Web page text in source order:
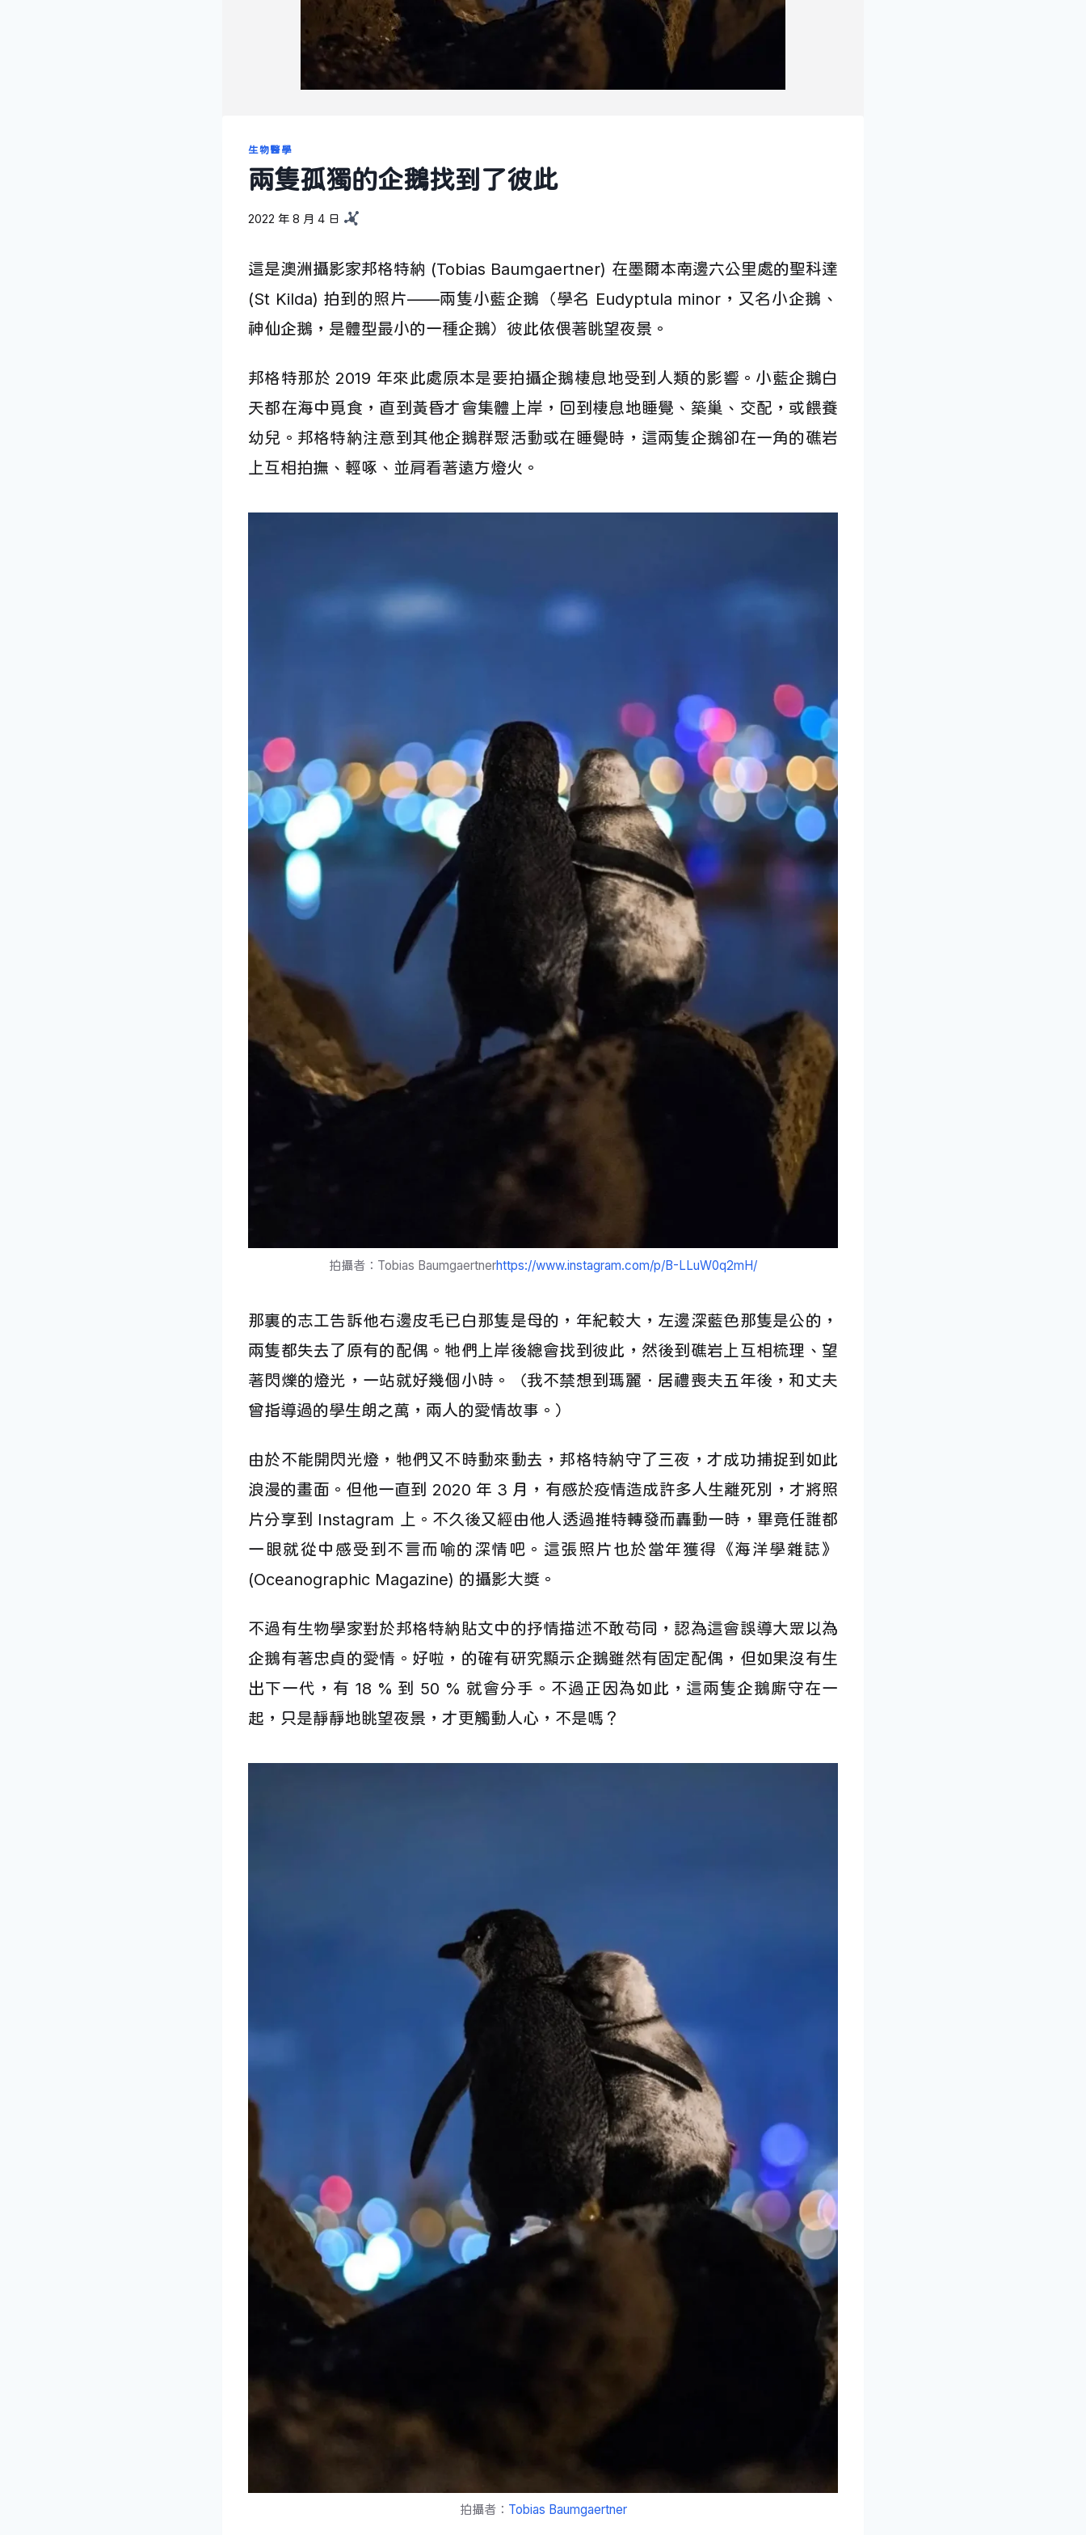
生物醫學
兩隻孤獨的企鵝找到了彼此
2022 年 8 月 4 日
這是澳洲攝影家邦格特納 (Tobias Baumgaertner) 在墨爾本南邊六公里處的聖科達
(St Kilda) 拍到的照片——兩隻小藍企鵝（學名 Eudyptula minor，又名小企鵝、
神仙企鵝，是體型最小的一種企鵝）彼此依偎著眺望夜景。
邦格特那於 2019 年來此處原本是要拍攝企鵝棲息地受到人類的影響。小藍企鵝白
天都在海中覓食，直到黃昏才會集體上岸，回到棲息地睡覺、築巢、交配，或餵養
幼兒。邦格特納注意到其他企鵝群聚活動或在睡覺時，這兩隻企鵝卻在一角的礁岩
上互相拍撫、輕啄、並肩看著遠方燈火。
拍攝者：Tobias Baumgaertnerhttps://www.instagram.com/p/B-LLuW0q2mH/
那裏的志工告訴他右邊皮毛已白那隻是母的，年紀較大，左邊深藍色那隻是公的，
兩隻都失去了原有的配偶。牠們上岸後總會找到彼此，然後到礁岩上互相梳理、望
著閃爍的燈光，一站就好幾個小時。（我不禁想到瑪麗．居禮喪夫五年後，和丈夫
曾指導過的學生朗之萬，兩人的愛情故事。）
由於不能開閃光燈，牠們又不時動來動去，邦格特納守了三夜，才成功捕捉到如此
浪漫的畫面。但他一直到 2020 年 3 月，有感於疫情造成許多人生離死別，才將照
片分享到 Instagram 上。不久後又經由他人透過推特轉發而轟動一時，畢竟任誰都
一眼就從中感受到不言而喻的深情吧。這張照片也於當年獲得《海洋學雜誌》
(Oceanographic Magazine) 的攝影大獎。
不過有生物學家對於邦格特納貼文中的抒情描述不敢苟同，認為這會誤導大眾以為
企鵝有著忠貞的愛情。好啦，的確有研究顯示企鵝雖然有固定配偶，但如果沒有生
出下一代，有 18 % 到 50 % 就會分手。不過正因為如此，這兩隻企鵝廝守在一
起，只是靜靜地眺望夜景，才更觸動人心，不是嗎？
拍攝者： Tobias Baumgaertner